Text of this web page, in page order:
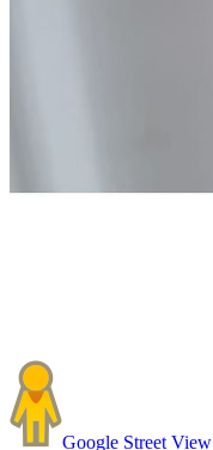
Google Street View